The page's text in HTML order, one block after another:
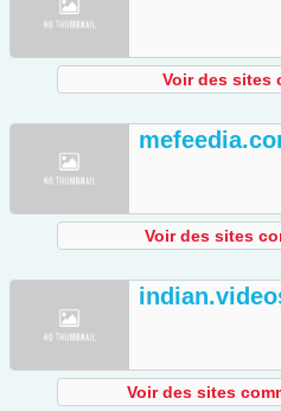
Voir des sites
Voir des sites
Voir des sites